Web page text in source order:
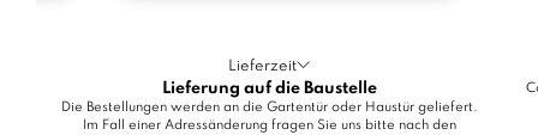
Lieferzeit
Lieferung auf die Baustelle
Die Bestellungen werden an die Gartentür oder Haustür geliefert.
Im Fall einer Adressänderung fragen Sie uns bitte nach den